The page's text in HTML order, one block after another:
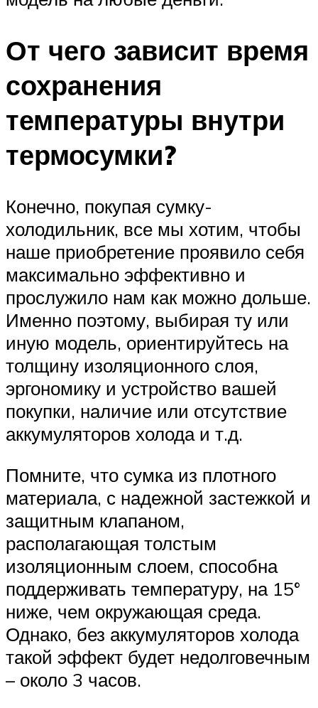
От чего зависит время
сохранения
температуры внутри
термосумки?
Конечно, покупая сумку-
холодильник, все мы хотим, чтобы
наше приобретение проявило себя
максимально эффективно и
прослужило нам как можно дольше.
Именно поэтому, выбирая ту или
иную модель, ориентируйтесь на
толщину изоляционного слоя,
эргономику и устройство вашей
покупки, наличие или отсутствие
аккумуляторов холода и т.д.
Помните, что сумка из плотного
материала, с надежной застежкой и
защитным клапаном,
располагающая толстым
изоляционным слоем, способна
поддерживать температуру, на 15°
ниже, чем окружающая среда.
Однако, без аккумуляторов холода
такой эффект будет недолговечным
– около 3 часов.